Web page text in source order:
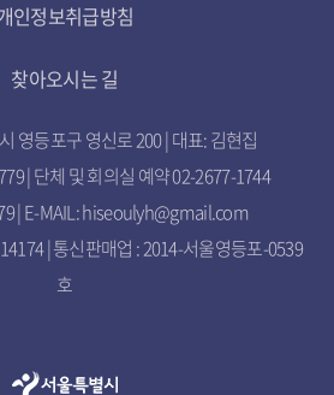
인정보취급방침
찾아오시는 길
영등포구 영신로 200 | 대표: 김현집
| 단체 및 회의실 예약 02-2677-1744
| E-MAIL: hiseoulyh@gmail.com
| 통신판매업 : 2014-서울영등포-0539
호